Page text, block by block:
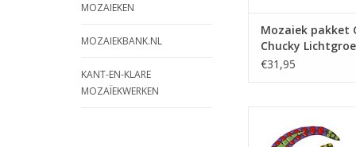
MOZAIEKEN
MOZAIEKBANK.NL
KANT-EN-KLARE
MOZAÏEKWERKEN
Mozaiek pakket
Chucky
Donkergroen
€31,95
keramiek